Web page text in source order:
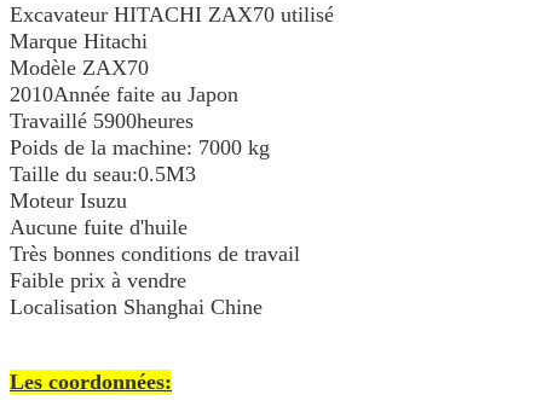
Excavateur HITACHI ZAX70 utilisé
Marque Hitachi
Modèle ZAX70
2010Année faite au Japon
Travaillé 5900heures
Poids de la machine: 7000 kg
Taille du seau:0.5M3
Moteur Isuzu
Aucune fuite d'huile
Très bonnes conditions de travail
Faible prix à vendre
Localisation Shanghai Chine
Les coordonnées: